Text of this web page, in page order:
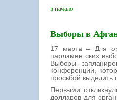
в начало
Выборы в
17 марта – Для
парламентских
Выборы
конференции,
просьбой выделить
Первыми
долларов для